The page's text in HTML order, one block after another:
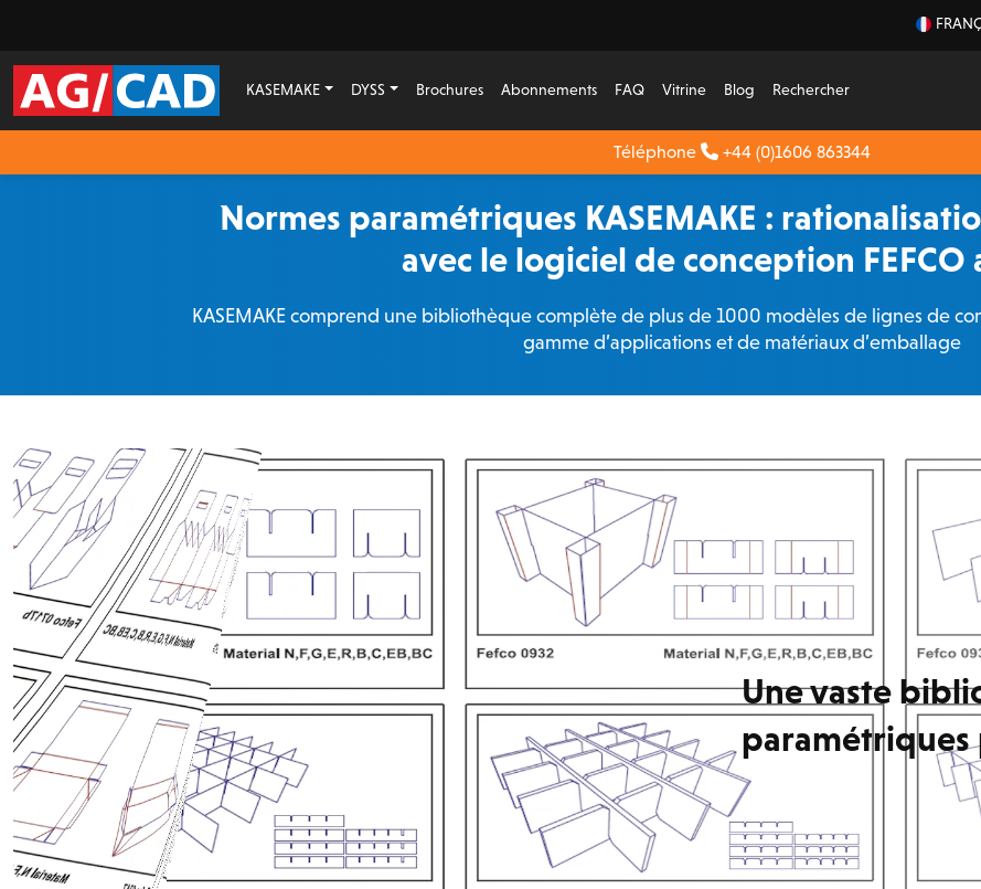
KASEMAKE DYSS Brochures Abonnements FAQ Vitrine Blog Rechercher
Téléphone +44 (0)1606 863344
Normes paramétriques KASEMAKE :
avec le logiciel de conception FEFCO
KASEMAKE comprend une bibliothèque complète de plus de 1000 modèles de lignes de
gamme d’applications et de matériaux d’emballage
Une vaste
paramétriques